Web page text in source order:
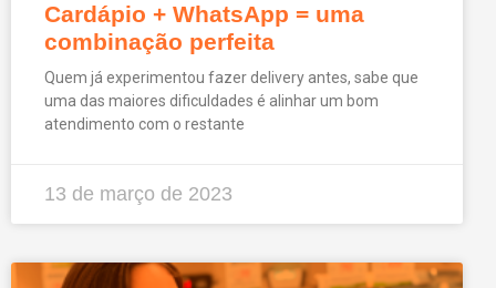
Cardápio + WhatsApp = uma
combinação perfeita
Quem já experimentou fazer delivery antes, sabe que
uma das maiores dificuldades é alinhar um bom
atendimento com o restante
13 de março de 2023